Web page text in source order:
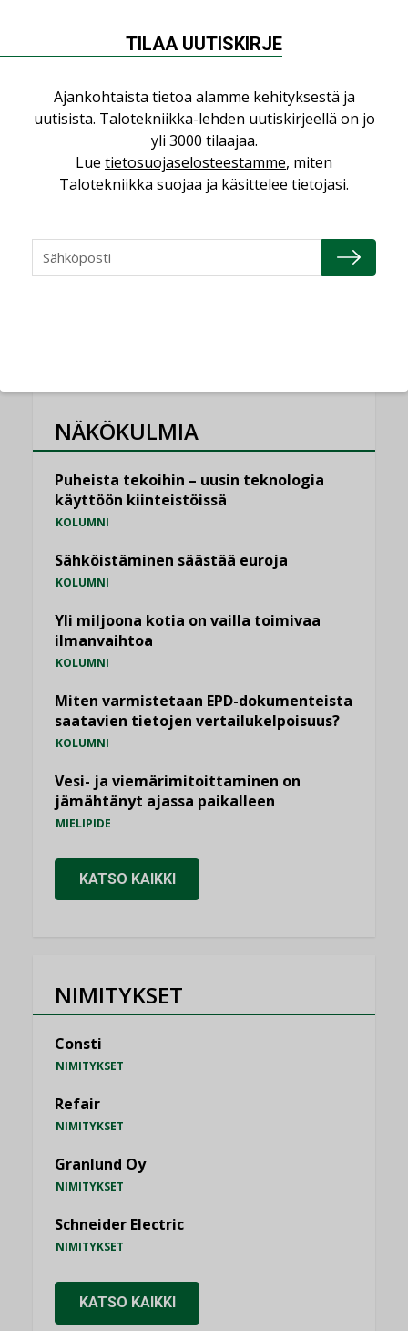
Sähköistyminen kasvaa voimakkaasti:
erilliset teknologiat tuodaan yhteen”
AJANKOHTAISTA,TILAAJILLE
Puutteellinen eristys lisää lämpöhäviöitä
LEHDEN ARTIKKELIT
vakiinnuttavat asemansa taloyhtiöissä
LEHDEN ARTIKKELIT
NÄKÖKULMIA
Puheista tekoihin – uusin teknologia
käyttöön kiinteistöissä
KOLUMNI
Sähköistäminen säästää euroja
KOLUMNI
Yli miljoona kotia on vailla toimivaa
ilmanvaihtoa
KOLUMNI
Miten varmistetaan EPD-dokumenteista
saatavien tietojen vertailukelpoisuus?
KOLUMNI
Vesi- ja viemärimitoittaminen on
jämähtänyt ajassa paikalleen
MIELIPIDE
KATSO KAIKKI
NIMITYKSET
Consti
NIMITYKSET
Refair
NIMITYKSET
Granlund Oy
NIMITYKSET
Schneider Electric
NIMITYKSET
KATSO KAIKKI
TILAA UUTISKIRJE
Ajankohtaista tietoa alamme kehityksestä ja
uutisista. Talotekniikka-lehden uutiskirjeellä on jo
yli 3000 tilaajaa.
Lue tietosuojaselosteestamme, miten
Talotekniikka suojaa ja käsittelee tietojasi.